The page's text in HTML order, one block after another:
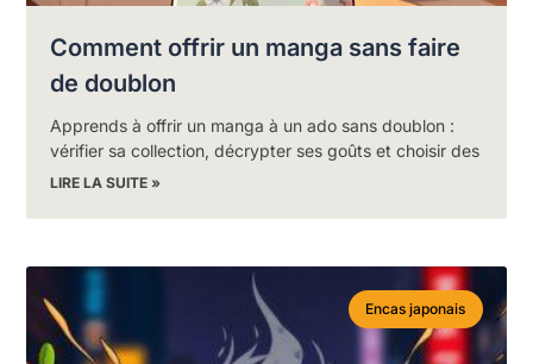
Comment offrir un manga sans faire
de doublon
Apprends à offrir un manga à un ado sans doublon :
vérifier sa collection, décrypter ses goûts et choisir des
LIRE LA SUITE »
Encas japonais